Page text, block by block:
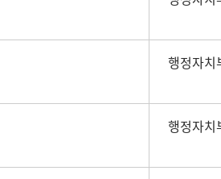
행정자치
행정자치